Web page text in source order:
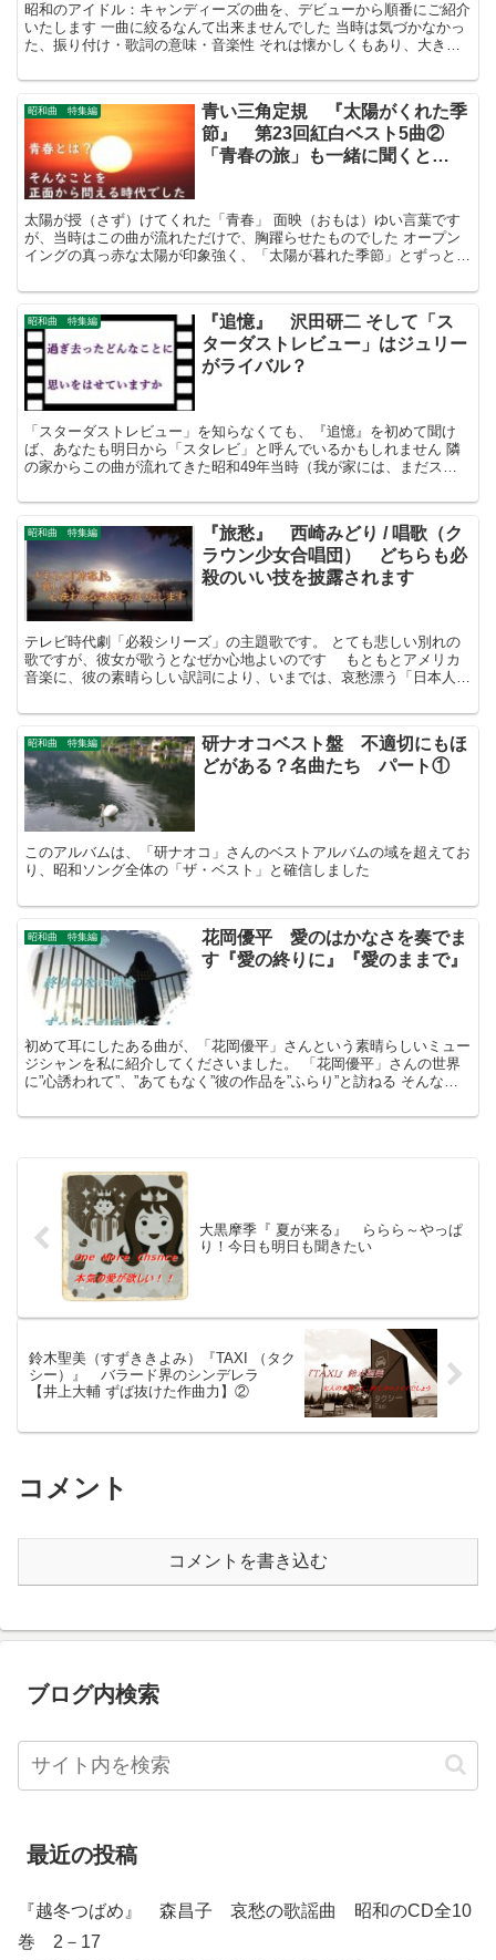
昭和のアイドル：キャンディーズの曲を、デビューから順番にご紹介
いたします 一曲に絞るなんて出来ませんでした 当時は気づかなかっ
た、振り付け・歌詞の意味・音楽性 それは懐かしくもあり、大きな
昭和曲 特集編
青い三角定規 『太陽がくれた季
節』 第23回紅白ベスト5曲②
「青春の旅」も一緒に聞くと…
太陽が授（さず）けてくれた「青春」 面映（おもは）ゆい言葉です
が、当時はこの曲が流れただけで、胸躍らせたものでした オープン
イングの真っ赤な太陽が印象強く、「太陽が暮れた季節」とずっと勘
人数も多いことですし・・・
昭和曲 特集編
『追憶』 沢田研二 そして「ス
ターダストレビュー」はジュリー
がライバル？
「スターダストレビュー」を知らなくても、『追憶』を初めて聞け
ば、あなたも明日から「スタレビ」と呼んでいるかもしれません 隣
の家からこの曲が流れてきた昭和49年当時（我が家には、まだステ
リーの声は、「ニーナ」と切なく呼びかけ続けていました
昭和曲 特集編
『旅愁』 西崎みどり / 唱歌（ク
ラウン少女合唱団） どちらも必
殺のいい技を披露されます
テレビ時代劇「必殺シリーズ」の主題歌です。 とても悲しい別れの
歌ですが、彼女が歌うとなぜか心地よいのです もともとアメリカ
音楽に、彼の素晴らしい訳詞により、いまでは、哀愁漂う「日本人の
昭和曲 特集編
研ナオコベスト盤 不適切にもほ
どがある？名曲たち パート①
このアルバムは、「研ナオコ」さんのベストアルバムの域を超えてお
り、昭和ソング全体の「ザ・ベスト」と確信しました
昭和曲 特集編
花岡優平 愛のはかなさを奏でま
す『愛の終りに』『愛のままで』
初めて耳にしたある曲が、「花岡優平」さんという素晴らしいミュー
ジシャンを私に紹介してくださいました。 「花岡優平」さんの世界
に”心誘われて”、”あてもなく”彼の作品を”ふらり”と訪ねる そんな密
大黒摩季『 夏が来る』 ららら～やっぱ
り！今日も明日も聞きたい
鈴木聖美（すずききよみ）『TAXI （タク
シー）』 バラード界のシンデレラ
【井上大輔 ずば抜けた作曲力】②
コメント
コメントを書き込む
ブログ内検索
最近の投稿
『越冬つばめ』 森昌子 哀愁の歌謡曲 昭和のCD全10
巻 2－17